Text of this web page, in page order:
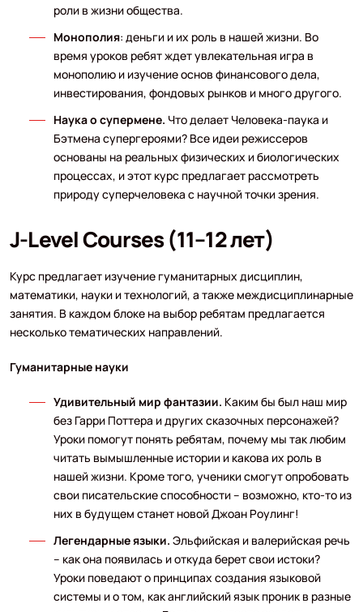
роли в жизни общества.
Монополия: деньги и их роль в нашей жизни. Во
время уроков ребят ждет увлекательная игра в
монополию и изучение основ финансового дела,
инвестирования, фондовых рынков и много другого.
Наука о супермене. Что делает Человека-паука и
Бэтмена супергероями? Все идеи режиссеров
основаны на реальных физических и биологических
процессах, и этот курс предлагает рассмотреть
природу суперчеловека с научной точки зрения.
J-Level Courses (11–12 лет)
Курс предлагает изучение гуманитарных дисциплин,
математики, науки и технологий, а также междисциплинарные
занятия. В каждом блоке на выбор ребятам предлагается
несколько тематических направлений.
Гуманитарные науки
Удивительный мир фантазии. Каким бы был наш мир
без Гарри Поттера и других сказочных персонажей?
Уроки помогут понять ребятам, почему мы так любим
читать вымышленные истории и какова их роль в
нашей жизни. Кроме того, ученики смогут опробовать
свои писательские способности – возможно, кто-то из
них в будущем станет новой Джоан Роулинг!
Легендарные языки. Эльфийская и валерийская речь
– как она появилась и откуда берет свои истоки?
Уроки поведают о принципах создания языковой
системы и о том, как английский язык проник в разные